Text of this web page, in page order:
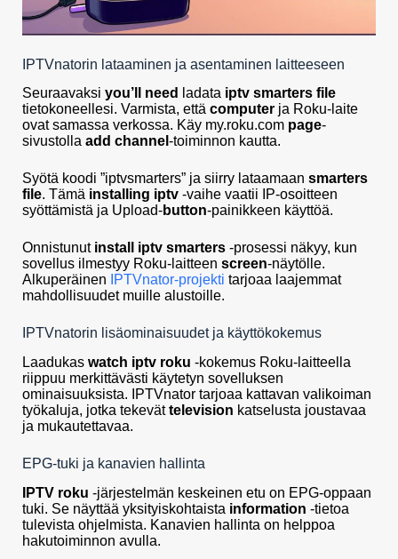
IPTVnatorin lataaminen ja asentaminen laitteeseen
Seuraavaksi you’ll need ladata iptv smarters file
tietokoneellesi. Varmista, että computer ja Roku-laite
ovat samassa verkossa. Käy my.roku.com page-
sivustolla add channel -toiminnon kautta.
Syötä koodi ”iptvsmarters” ja siirry lataamaan smarters
file. Tämä installing iptv -vaihe vaatii IP-osoitteen
syöttämistä ja Upload-button-painikkeen käyttöä.
Onnistunut install iptv smarters -prosessi näkyy, kun
sovellus ilmestyy Roku-laitteen screen-näytölle.
Alkuperäinen
IPTVnator-projekti tarjoaa laajemmat
mahdollisuudet muille alustoille.
IPTVnatorin lisäominaisuudet ja käyttökokemus
Laadukas watch iptv roku -kokemus Roku-laitteella
riippuu merkittävästi käytetyn sovelluksen
ominaisuuksista. IPTVnator tarjoaa kattavan valikoiman
työkaluja, jotka tekevättelevision katselusta joustavaa
ja mukautettavaa.
EPG-tuki ja kanavien hallinta
IPTV roku -järjestelmän keskeinen etu on EPG-oppaan
tuki. Se näyttää yksityiskohtaista information -tietoa
tulevista ohjelmista. Kanavien hallinta on helppoa
hakutoiminnon avulla.